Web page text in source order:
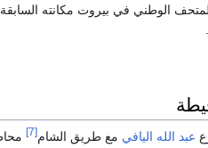
المتحف الوطني في بيروت مكانته
عبد الله اليافي مع طريق الشام[7]